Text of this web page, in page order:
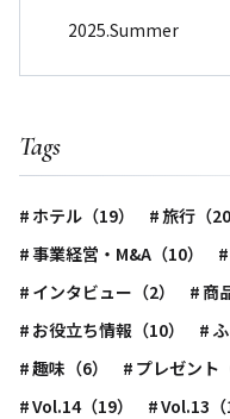
2025.Summer
Tags
ホテル（19） 旅行（20
事業経営・M&A（10）
インタビュー（2）
商
お役立ち情報（10）
趣味（6）
プレゼント
Vol.14（19）
Vol.13（